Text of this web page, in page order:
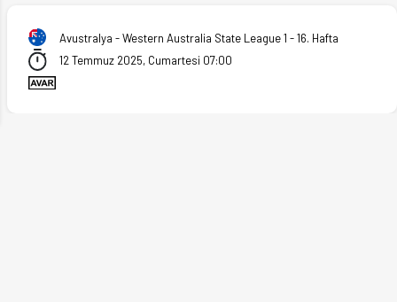
Avustralya - Western Australia State League 1 - 16. Hafta
12 Temmuz 2025, Cumartesi 07:00